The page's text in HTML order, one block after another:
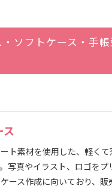
ソフトケース・手
ス
ト素材を使用した、軽く
写真やイラスト、ロゴをプ
ース作成に向いており、